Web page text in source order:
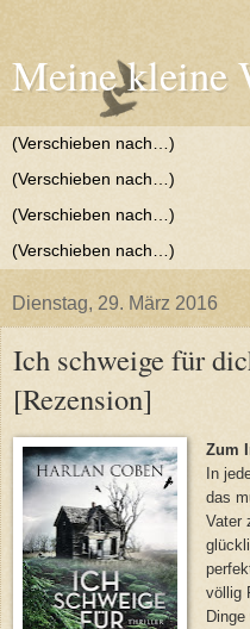
Meine kleine
Dienstag, 29. März 2016
Ich schweige für
[Rezension]
Zum
In
das
Vater
völlig